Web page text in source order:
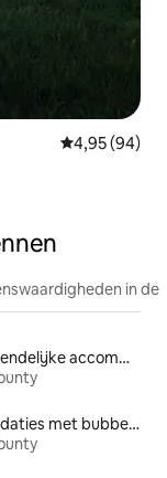
Gemiddelde
4,95 (94)
in de
Huisdiervriendelijke accommodaties
Accommodaties met bubbelbad